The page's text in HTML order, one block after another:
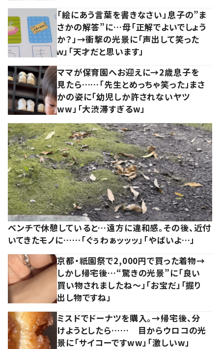
「絵にあう言葉を書きなさい」息子の”ま
さかの解答”に…母「正解でよいでしょう
か？」→衝撃の光景に「声出して笑った
ｗ」「天才だと思います」
ママが保育園へお迎えに→2歳息子を
見たら……「先生とめっちゃ笑った」まさ
かの姿に「幼児しか許されないヤツ
ww」「大渋滞すぎるw」
ベンチで休憩していると…遠方に違和感。その後、近付
いてきたモノに……「ぐぅわぁッッッ」「やばいよ…」
京都・祇園祭で2,000円で買った着物→
しかし帰宅後…“驚きの光景”に「良い
買い物されましたね～」「お宝だ」「掘り
出し物ですね」
ミスドでドーナツを購入。→帰宅後、分
けようとしたら…… 目からウロコの光
景に「サイコーですww」「激しいw」